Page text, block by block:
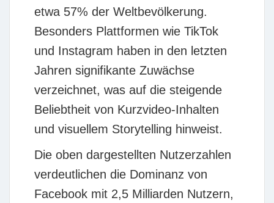
etwa 57% der Weltbevölkerung.
Besonders Plattformen wie TikTok
und Instagram haben in den letzten
Jahren signifikante Zuwächse
verzeichnet, was auf die steigende
Beliebtheit von Kurzvideo-Inhalten
und visuellem Storytelling hinweist.
Die oben dargestellten Nutzerzahlen
verdeutlichen die Dominanz von
Facebook mit 2,5 Milliarden Nutzern,